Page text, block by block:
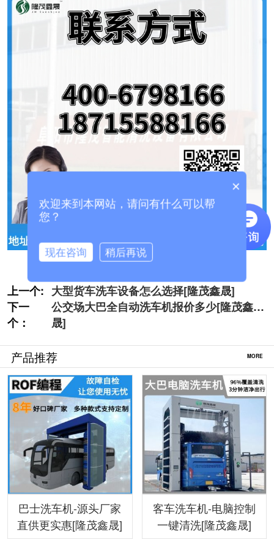
上一个: 大型货车洗车设备怎么选择[隆茂鑫晟]
下一
个：
公交场大巴全自动洗车机报价多少[隆茂鑫
晟]
产品推荐 MORE
巴士洗车机-源头厂家
直供更实惠[隆茂鑫晟]
客车洗车机-电脑控制
一键清洗[隆茂鑫晟]
×
欢迎来到本网站，请问有什么可以帮
您？
现在咨询 稍后再说